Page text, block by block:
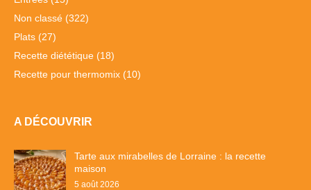
Non classé (322)
Plats (27)
Recette diététique (18)
Recette pour thermomix (10)
A DÉCOUVRIR
Tarte aux mirabelles de Lorraine : la recette
maison
5 août 2026